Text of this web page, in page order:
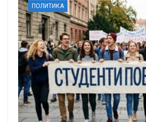
ПОЛИТИКА